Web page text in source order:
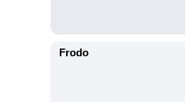
Frodo